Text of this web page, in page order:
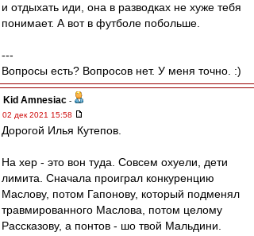
и отдыхать иди, она в разводках не хуже тебя
понимает. А вот в футболе побольше.
---
Вопросы есть? Вопросов нет. У меня точно. :)
Kid Amnesiac -
02 дек 2021 15:58
Дорогой Илья Кутепов.
На хер - это вон туда. Совсем охуели, дети
лимита. Сначала проиграл конкуренцию
Маслову, потом Гапонову, который подменял
травмированного Маслова, потом целому
Рассказову, а понтов - шо твой Мальдини.